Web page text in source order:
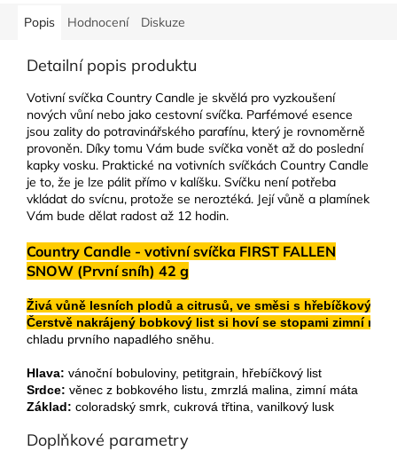
Popis Hodnocení Diskuze
Detailní popis produktu
Votivní svíčka Country Candle je skvělá pro vyzkoušení
nových vůní nebo jako cestovní svíčka. Parfémové esence
jsou zality do potravinářského parafínu, který je rovnoměrně
provoněn. Díky tomu Vám bude svíčka vonět až do poslední
kapky vosku. Praktické na votivních svíčkách Country Candle
je to, že je lze pálit přímo v kalíšku. Svíčku není potřeba
vkládat do svícnu, protože se neroztéká. Její vůně a plamínek
Vám bude dělat radost až 12 hodin.
Country Candle - votivní svíčka FIRST FALLEN
SNOW (První sníh) 42 g
Živá vůně lesních plodů a citrusů, ve směsi s hřebíčkovými
Čerstvě nakrájený bobkový list si hoví se stopami zimní
chladu prvního napadlého sněhu.
Hlava: vánoční bobuloviny, petitgrain, hřebíčkový list
Srdce: věnec z bobkového listu, zmrzlá malina, zimní máta
Základ: coloradský smrk, cukrová třtina, vanilkový lusk
Doplňkové parametry